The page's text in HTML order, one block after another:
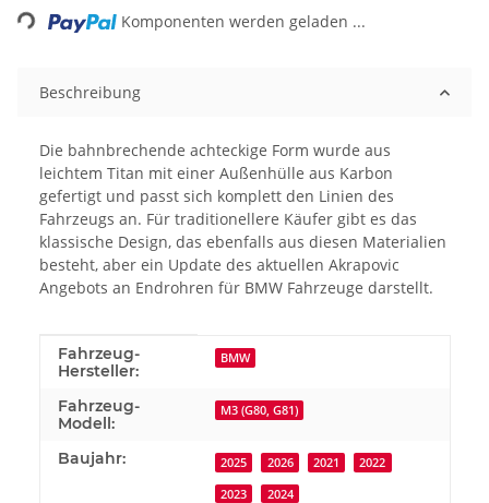
Komponenten werden geladen ...
Beschreibung
Die bahnbrechende achteckige Form wurde aus
leichtem Titan mit einer Außenhülle aus Karbon
gefertigt und passt sich komplett den Linien des
Fahrzeugs an. Für traditionellere Käufer gibt es das
klassische Design, das ebenfalls aus diesen Materialien
besteht, aber ein Update des aktuellen Akrapovic
Angebots an Endrohren für BMW Fahrzeuge darstellt.
Produkteigenschaft
Wert
Fahrzeug-
Hersteller:
BMW
Fahrzeug-
Modell:
M3 (G80, G81)
Baujahr: 2025 2026 2021 2022
2023 2024